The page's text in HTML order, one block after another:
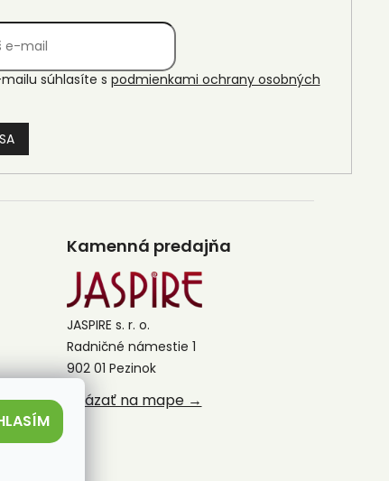
súhlasíte s podmienkami ochrany osobných
Kamenná predajňa
JASPIRE s. r. o.
Radničné námestie 1
902 01 Pezinok
Ukázať na mape →